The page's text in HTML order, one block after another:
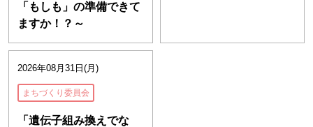
「もしも」の準備できて
ますか！？～
2026年08月31日(月)
まちづくり委員会
「遺伝子組み換えでな